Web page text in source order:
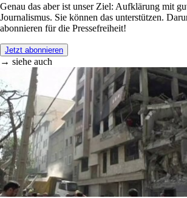
Genau das aber ist unser Ziel: Aufklärung mit
Journalismus. Sie können das unterstützen.
abonnieren für die Pressefreiheit!
Jetzt abonnieren
→ siehe auch